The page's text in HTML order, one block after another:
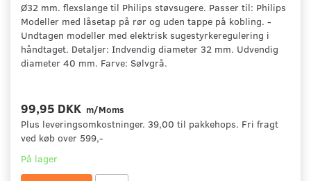
Ø32 mm. flexslange til Philips støvsugere. Passer til: Philips
Modeller med låsetap på rør og uden tappe på kobling. -
Undtagen modeller med elektrisk sugestyrkeregulering i
håndtaget. Detaljer: Indvendig diameter 32 mm. Udvendig
diameter 40 mm. Farve: Sølvgrå.
99,95 DKK m/Moms
Plus leveringsomkostninger. 39,00 til pakkehops. Fri fragt
ved køb over 599,-
På lager